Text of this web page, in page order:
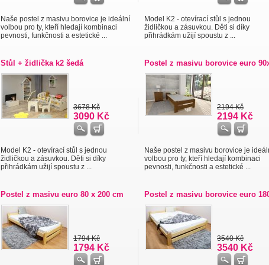
Naše postel z masivu borovice je ideální
volbou pro ty, kteří hledají kombinaci
pevnosti, funkčnosti a estetické ...
Model K2 - otevírací stůl s jednou
židličkou a zásuvkou. Děti si díky
přihrádkám užijí spoustu z ...
Stůl + židlička k2 šedá
3678 Kč
3090 Kč
Model K2 - otevírací stůl s jednou
židličkou a zásuvkou. Děti si díky
přihrádkám užijí spoustu z ...
Postel z masivu borovice euro
2194 Kč
2194 Kč
Naše postel z masivu borovice je
volbou pro ty, kteří hledají kombinaci
pevnosti, funkčnosti a estetické ...
Postel z masivu euro 80 x 200 cm
1794 Kč
1794 Kč
Postel z masivu borovice euro
3540 Kč
3540 Kč